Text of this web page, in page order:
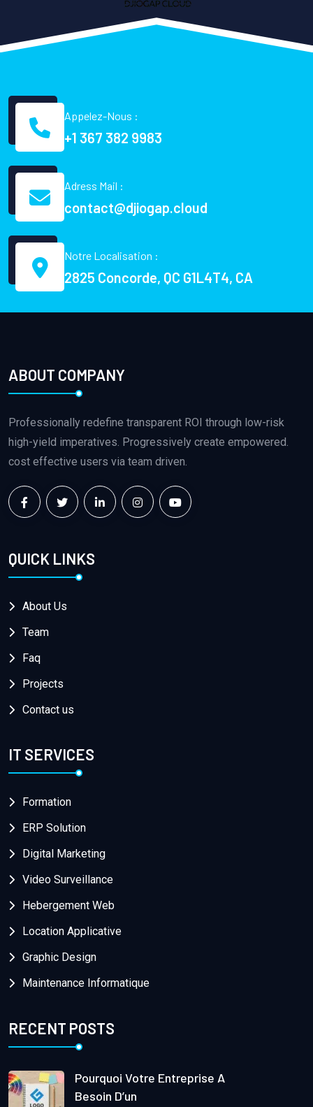
Appelez-Nous :
+1 367 382 9983
Adress Mail :
contact@djiogap.cloud
Notre Localisation :
2825 Concorde, QC G1L4T4, CA
ABOUT COMPANY
Professionally redefine transparent ROI through low-risk
high-yield imperatives. Progressively create empowered.
cost effective users via team driven.
QUICK LINKS
About Us
Team
Faq
Projects
Contact us
IT SERVICES
Formation
ERP Solution
Digital Marketing
Video Surveillance
Hebergement Web
Location Applicative
Graphic Design
Maintenance Informatique
RECENT POSTS
Pourquoi Votre Entreprise A
Besoin D’un